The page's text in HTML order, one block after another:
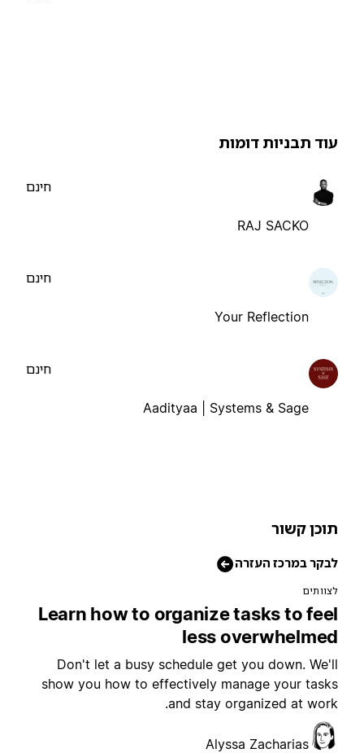
תבניות דומות
RAJ SACKO
Your Reflection
Aadityaa | Systems & Sage
קשור
במרכז העזרה
Learn how to organize tasks to
less
Don't let a busy schedule get you down.
show you how to effectively manage your
and stay organized at
Alyssa Zacharias